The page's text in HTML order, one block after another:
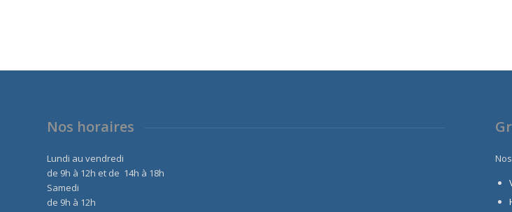
Nos horaires
Lundi au vendredi
de 9h à 12h et de 14h à 18h
Samedi
de 9h à 12h